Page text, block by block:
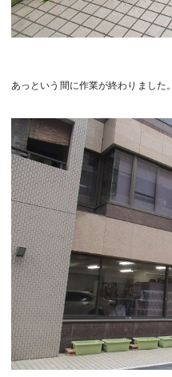
あっという間に作業が終わりました。